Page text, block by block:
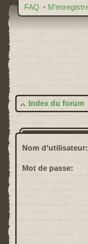
FAQ •
Index du forum
Nom d’utilisateur:
Mot de passe: